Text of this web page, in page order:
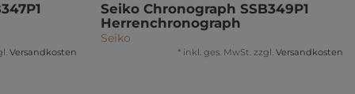
Versandkosten
Seiko Chronograph SSB349P1
Herrenchronograph
Seiko
* inkl. ges. MwSt. zzgl. Versandkosten